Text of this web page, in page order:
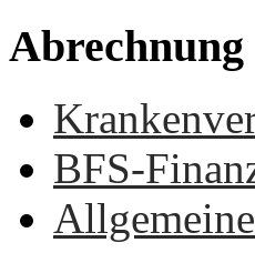
Abrechnung
BFS-